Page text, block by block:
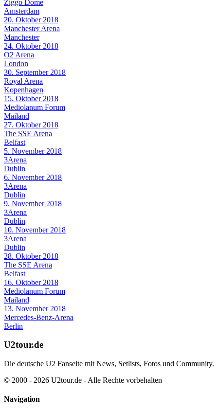
Ziggo Dome
Amsterdam
20. Oktober 2018
Manchester Arena
Manchester
24. Oktober 2018
O2 Arena
London
30. September 2018
Royal Arena
Kopenhagen
15. Oktober 2018
Mediolanum Forum
Mailand
27. Oktober 2018
The SSE Arena
Belfast
5. November 2018
3Arena
Dublin
6. November 2018
3Arena
Dublin
9. November 2018
3Arena
Dublin
10. November 2018
3Arena
Dublin
28. Oktober 2018
The SSE Arena
Belfast
16. Oktober 2018
Mediolanum Forum
Mailand
13. November 2018
Mercedes-Benz-Arena
Berlin
U2tour.de
Die deutsche U2 Fanseite mit News, Setlists, Fotos und Community.
© 2000 - 2026 U2tour.de - Alle Rechte vorbehalten
Navigation